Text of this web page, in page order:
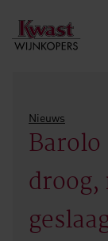
Nieuws
droog,